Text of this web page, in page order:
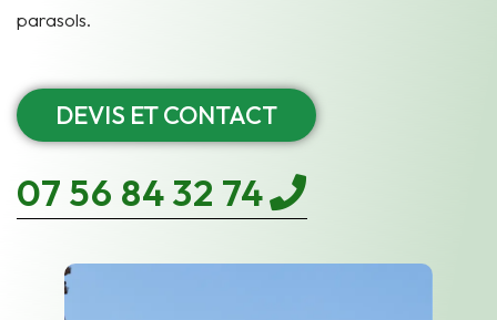
parasols.
DEVIS ET CONTACT
07 56 84 32 74